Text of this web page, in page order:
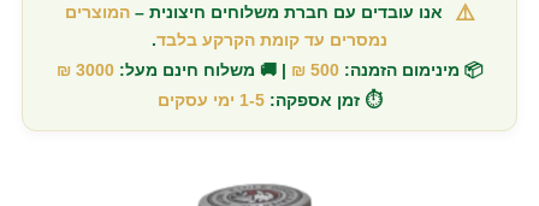
⚠️ אנו עובדים עם חברת משלוחים חיצונית –המוצרים
נמסרים עד קומת הקרקע בלבד.
📦 מינימום הזמנה: 500 ₪ | 🚚 משלוח חינם מעל: 3000 ₪
⏱️ זמן אספקה: 1-5 ימי עסקים